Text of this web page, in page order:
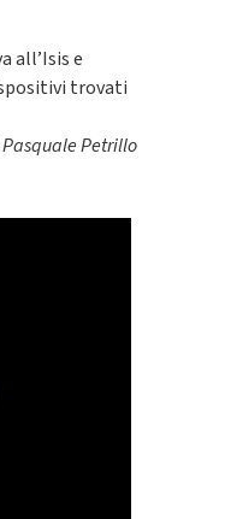
all’Isis e
trovati
Pasquale Petrillo